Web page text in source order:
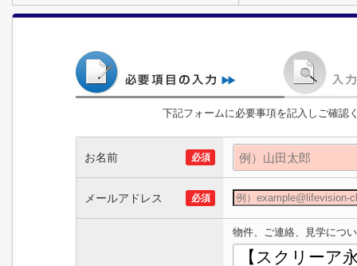
下記フォームに必要事項を記入しご確認
お名前 必須
メールアドレス 必須
物件、ご連絡、見学につ